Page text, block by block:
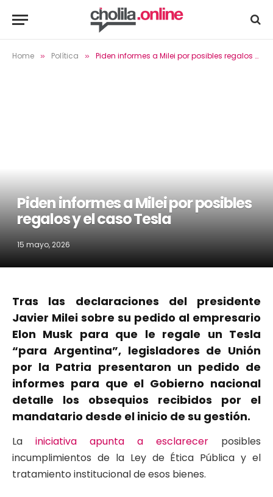
Home » Política » Piden informes a Milei por posibles regalos y el caso Tesla
Piden informes a Milei por posibles
regalos y el caso Tesla
15 mayo, 2026
Tras las declaraciones del presidente
Javier Milei sobre su pedido al empresario
Elon Musk para que le regale un Tesla
“para Argentina”, legisladores de Unión
por la Patria presentaron un pedido de
informes para que el Gobierno nacional
detalle los obsequios recibidos por el
mandatario desde el inicio de su gestión.
La iniciativa apunta a esclarecer posibles
incumplimientos de la Ley de Ética Pública y el
tratamiento institucional de esos bienes.